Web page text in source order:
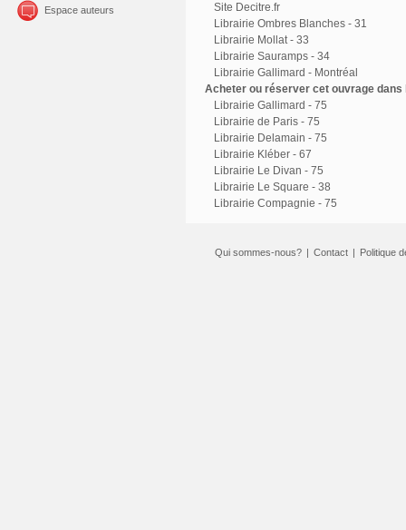
Espace auteurs
Site Decitre.fr
Librairie Ombres Blanches - 31
Librairie Mollat - 33
Librairie Sauramps - 34
Librairie Gallimard - Montréal
Acheter ou réserver cet ouvrage
Librairie Gallimard - 75
Librairie de Paris - 75
Librairie Delamain - 75
Librairie Kléber - 67
Librairie Le Divan - 75
Librairie Le Square - 38
Librairie Compagnie - 75
Qui sommes-nous? | Contact | Politique